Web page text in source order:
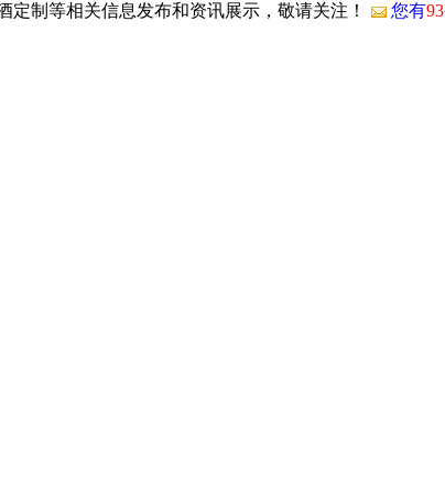
定制等相关信息发布和资讯展示，敬请关注！ 您有93